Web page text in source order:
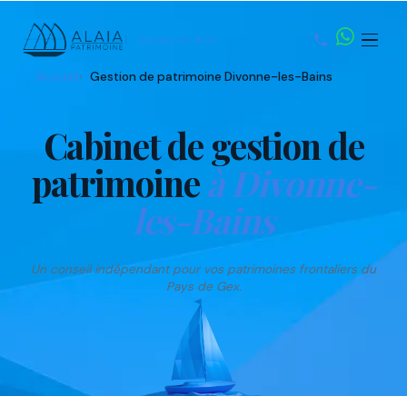
Divonne-les-Bains
Accueil Gestion de patrimoine Divonne-les-Bains
Cabinet de gestion de
patrimoineà Divonne-
les-Bains
Un conseil indépendant pour vos patrimoines frontaliers du
Pays de Gex.